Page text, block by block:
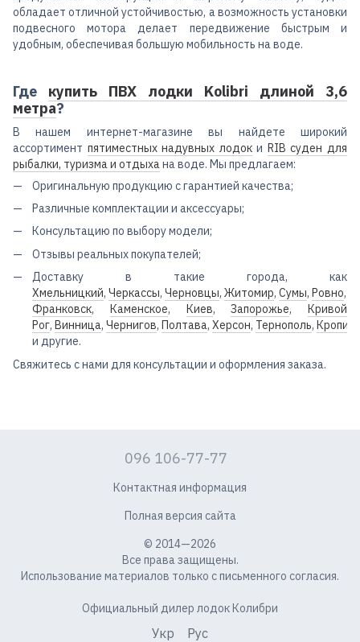
обладает отличной устойчивостью, а возможность установки
подвесного мотора делает передвижение быстрым и
удобным, обеспечивая большую мобильность на воде.
Где купить ПВХ лодки Kolibri длиной 3,6
метра?
В нашем интернет-магазине вы найдете широкий
ассортимент пятиместных надувных лодоки RIB суден для
рыбалки, туризма и отдыха на воде. Мы предлагаем:
Оригинальную продукцию с гарантией качества;
Различные комплектации и аксессуары;
Консультацию по выбору модели;
Отзывы реальных покупателей;
Доставку в такие города, как
Хмельницкий, Черкассы, Черновцы, Житомир, Сумы, Ровно,
Франковск, Каменское, Киев,Запорожье, Кривой
Рог, Винница, Чернигов, Полтава, Херсон, Тернополь,
и другие.
Свяжитесь с нами для консультации и оформления заказа.
096 106-77-77
Контактная информация
Полная версия сайта
© 2014—2026
Все права защищены.
Использование материалов только с письменного согласия.
Официальный дилер лодок Колибри
Укр Рус